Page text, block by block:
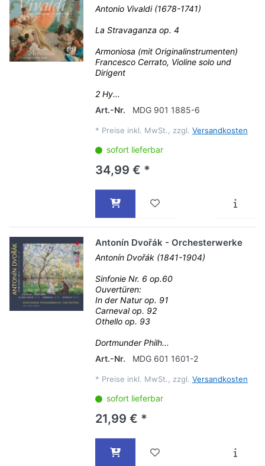
Antonio Vivaldi (1678-1741)
La Stravaganza op. 4
Armoniosa (mit Originalinstrumenten)
Francesco Cerrato, Violine solo und
Dirigent
2 Hy...
Art.-Nr.
MDG 901 1885-6
* Preise inkl. MwSt., zzgl. Versandkosten
sofort lieferbar
34,99 € *
Antonín Dvořák - Orchesterwerke
Antonín Dvořák (1841-1904)
Sinfonie Nr. 6 op.60
Ouvertüren:
In der Natur op. 91
Carneval op. 92
Othello op. 93
Dortmunder Philh...
Art.-Nr.
MDG 601 1601-2
* Preise inkl. MwSt., zzgl. Versandkosten
sofort lieferbar
21,99 € *